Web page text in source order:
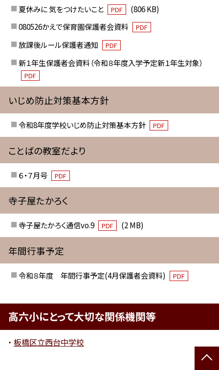
夏休みに 気をつけたいこと PDF
(806 KB)
080526かえで保育園保護者会資料
PDF
放課後ルール保護者通知 PDF
新１年生保護者会資料（令和８年度入学予定新１年生対象）
PDF
いじめ防止対策基本方針
令和8年度学校いじめ防止対策基本方針 PDF
ことばの教室だより
６・７月号 PDF
寺子屋たかろく
寺子屋たかろく通信vo.9 PDF (2 MB)
年間行事予定
令和８年度 年間行事予定(4月保護者会資料) PDF
高六小にとって大切な関係機関等
板橋区立西台中学校